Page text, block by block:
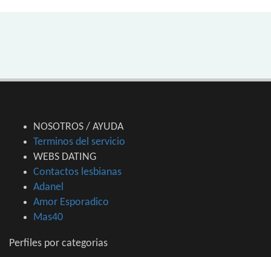
NOSOTROS / AYUDA
Terminos del servicio
WEBS DATING
Contactos lesbianas
Adanel
Amor Esporadico
Mas40
Perfiles por categorias